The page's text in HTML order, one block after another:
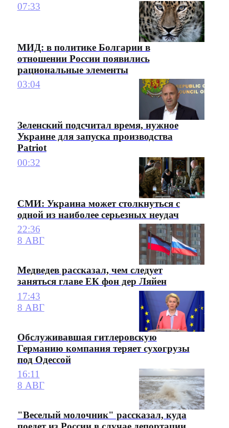
07:33
МИД: в политике Болгарии в
отношении России появились
рациональные элементы
03:04
Зеленский подсчитал время, нужное
Украине для запуска производства
Patriot
00:32
СМИ: Украина может столкнуться с
одной из наиболее серьезных неудач
22:36
8 АВГ
Медведев рассказал, чем следует
заняться главе ЕК фон дер Ляйен
17:43
8 АВГ
Обслуживавшая гитлеровскую
Германию компания теряет сухогрузы
под Одессой
16:11
8 АВГ
"Веселый молочник" рассказал, куда